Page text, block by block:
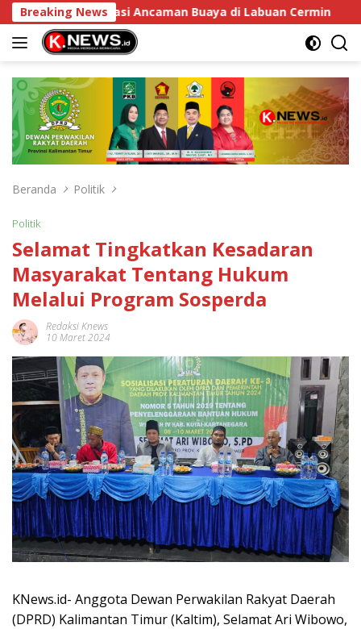
Langsung
ke
konten
Breaking News
Atasi Ancaman Buaya di Labuan Cermin DPRD
Beranda Politik
Politik
Selamat Tingkatkan Kesadaran
Masyarakat Tentang Hukum
Melalui Program Sosperda
Redaksi Knews
10 Maret 2024
KNews.id- Anggota Dewan Perwakilan Rakyat Daerah
(DPRD) Kalimantan Timur (Kaltim), Selamat Ari Wibowo,